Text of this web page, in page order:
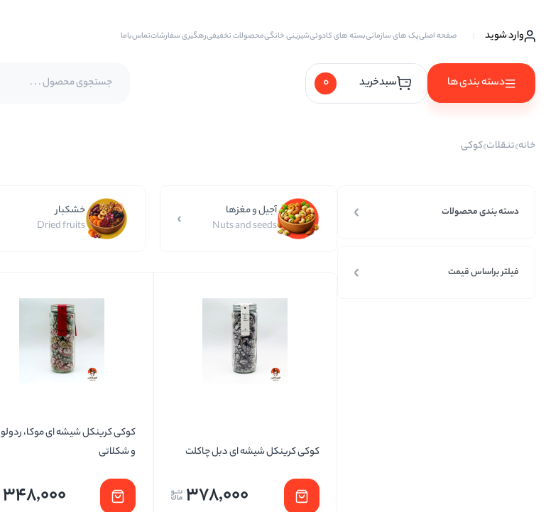
وارد شوید صفحه اصلیپک های سازمانیبسته های کادوئیشیرینی خانگیمحصولات تخفیفیرهگیری سفارشاتتماس‌با‌ما
دسته بندی ها
آجیل سه مغز
بادام هندی
بادام درختی
سبدخرید 0
خانه تنقلات کوکی
دسته بندی محصولات
فیلتر براساس قیمت
آجیل و مغزها
Nuts and seeds
خشکبار
Dried fruits
کوکی کرینکل شیشه ای دبل چاکلت
378,000
کوکی کرینکل شیشه ای موکا،
و شکلاتی
348,000